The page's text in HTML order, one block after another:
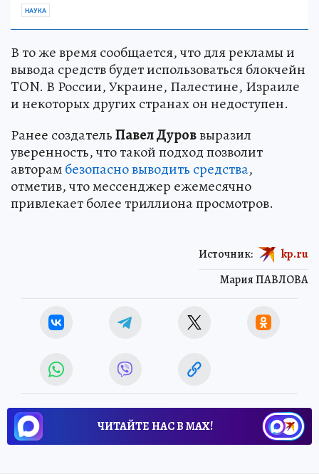
НАУКА
В то же время сообщается, что для рекламы и
вывода средств будет использоваться блокчейн
TON. В России, Украине, Палестине, Израиле
и некоторых других странах он недоступен.
Ранее создательПавел Дуроввыразил
уверенность, что такой подход позволит
авторамбезопасно выводить средства,
отметив, что мессенджер ежемесячно
привлекает более триллиона просмотров.
Мария ПАВЛОВА
Источник: kp.ru
ЧИТАЙТЕ НАС В МАХ!